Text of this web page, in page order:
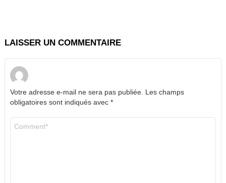
LAISSER UN COMMENTAIRE
Votre adresse e-mail ne sera pas publiée. Les champs
obligatoires sont indiqués avec *